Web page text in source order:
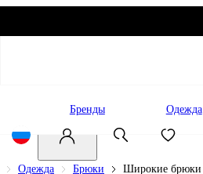
Бренды Одежда
Одежда Брюки Широкие брюки